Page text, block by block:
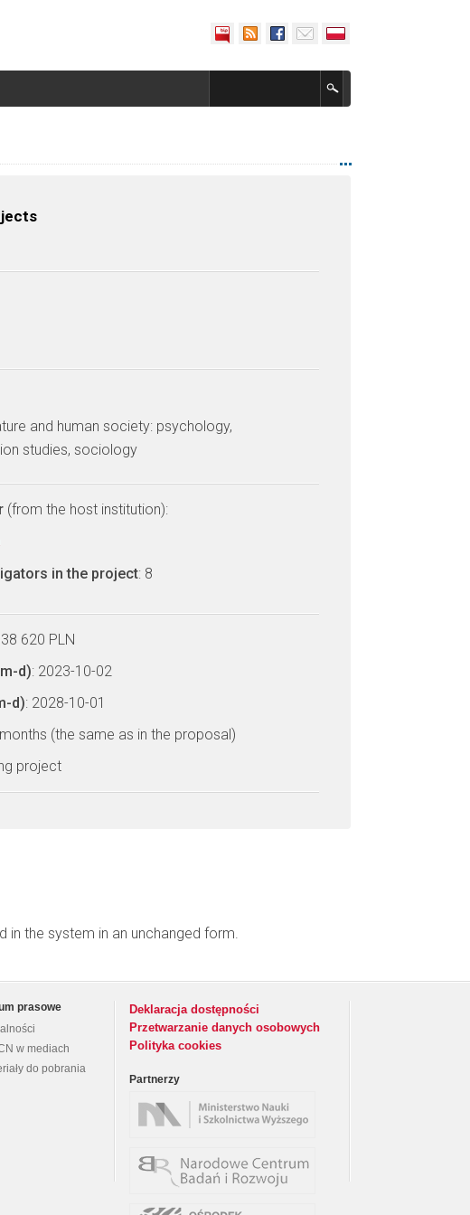
and human society: psychology,
studies, sociology
(from the host institution):
in the project: 8
620 PLN
d): 2023-10-02
d): 2028-10-01
(the same as in the proposal)
project
the system in an unchanged form.
prasowe
w mediach
do pobrania
Deklaracja dostępności
Przetwarzanie danych osobowych
Polityka cookies
Partnerzy